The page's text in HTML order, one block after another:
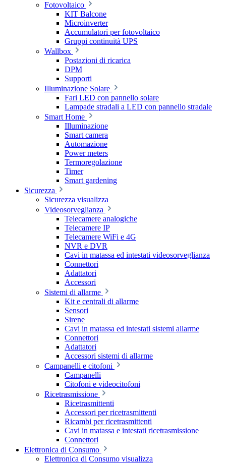
Fotovoltaico
KIT Balcone
Microinverter
Accumulatori per fotovoltaico
Gruppi continuità UPS
Wallbox
Postazioni di ricarica
DPM
Supporti
Illuminazione Solare
Fari LED con pannello solare
Lampade stradali a LED con pannello stradale
Smart Home
Illuminazione
Smart camera
Automazione
Power meters
Termoregolazione
Timer
Smart gardening
Sicurezza
Sicurezza visualizza
Videosorveglianza
Telecamere analogiche
Telecamere IP
Telecamere WiFi e 4G
NVR e DVR
Cavi in matassa ed intestati videosorveglianza
Connettori
Adattatori
Accessori
Sistemi di allarme
Kit e centrali di allarme
Sensori
Sirene
Cavi in matassa ed intestati sistemi allarme
Connettori
Adattatori
Accessori sistemi di allarme
Campanelli e citofoni
Campanelli
Citofoni e videocitofoni
Ricetrasmissione
Ricetrasmittenti
Accessori per ricetrasmittenti
Ricambi per ricetrasmittenti
Cavi in matassa e intestati ricetrasmissione
Connettori
Elettronica di Consumo
Elettronica di Consumo visualizza